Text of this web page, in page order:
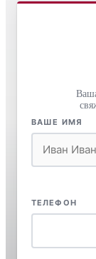
ВАШЕ ИМЯ
ТЕЛЕФОН